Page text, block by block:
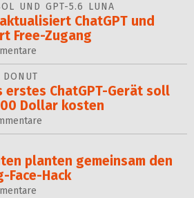
UND GPT-5.6 LUNA
ChatGPT und
Free-Zugang
DONUT
erstes ChatGPT-Gerät soll
Dollar kosten
planten gemein­sam den
Face-Hack